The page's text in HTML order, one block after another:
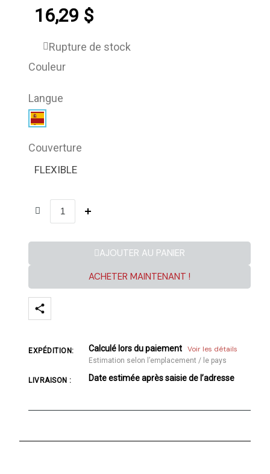
16,29 $
Rupture de stock
Couleur
Langue
Couverture
FLEXIBLE
AJOUTER AU PANIER
ACHETER MAINTENANT !
EXPÉDITION: Calculé lors du paiement Voir les détails
Estimation selon l’emplacement / le pays
LIVRAISON : Date estimée après saisie de l’adresse